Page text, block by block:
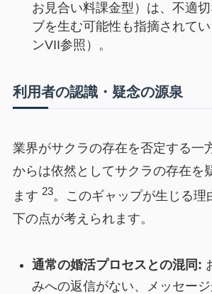
お見合い料課金型）は、不適
ブを生む可能性も指摘されて
ンVII参照）。
利用者の認識・疑念の源泉
業界がサクラの存在を否定する一
からは依然としてサクラの存在を
ます 23。このギャップが生じる理
下の点が考えられます。
通常の婚活プロセスとの混同:
みへの返信がない、メッセー